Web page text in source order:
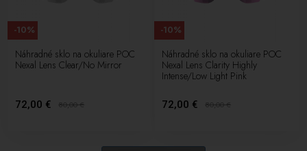
Náhradné sklo na okuliare POC
Nexal Lens Clear/No Mirror
72,00 € 80,00€
-10%
Náhradné sklo na okuliare POC
Nexal Lens Clarity Highly
Intense/Low Light Pink
72,00 € 80,00€
-10%